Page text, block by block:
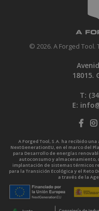
© 2026. A Forged
18015.
T:
E:
A Forged Tool, S.A. ha recibido
NextGenerationEU, en el marco del
para Desarrollo de energías
autoconsumo y almacenamiento,
implantación de sistemas térmicos
para la Transición Ecológica y el Reto
a través de la